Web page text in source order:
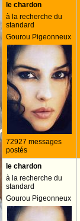
le chardon
à la recherche du
standard
Gourou Pigeonneux
72927 messages
postés
le chardon
à la recherche du
standard
Gourou Pigeonneux